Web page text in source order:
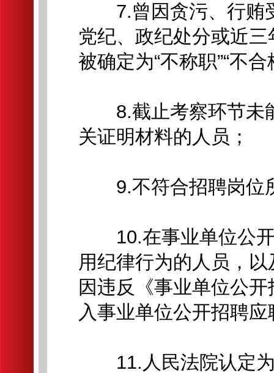
7.曾因贪污、行贿
党纪、政纪处分或近
被确定为“不称职”“不
8.截止考察环节未
关证明材料的人员；
9.不符合招聘岗位
10.在事业单位公开
用纪律行为的人员，
因违反《事业单位公
入事业单位公开招聘
11.人民法院认定为